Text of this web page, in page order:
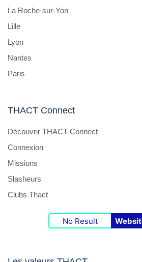
La Roche-sur-Yon
Lille
Lyon
Nantes
Paris
THACT Connect
Découvrir THACT Connect
Connexion
Missions
Slasheurs
Clubs Thact
No Result